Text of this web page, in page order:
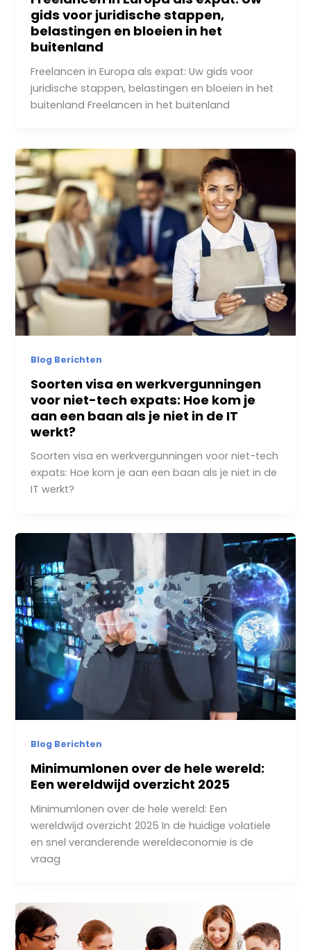
gids voor juridische stappen,
belastingen en bloeien in het
buitenland
Freelancen in Europa als expat: Uw gids voor
juridische stappen, belastingen en bloeien in het
buitenland Freelancen in het buitenland
Blog Berichten
Soorten visa en werkvergunningen
voor niet-tech expats: Hoe kom je
aan een baan als je niet in de IT
werkt?
Soorten visa en werkvergunningen voor niet-tech
expats: Hoe kom je aan een baan als je niet in de
IT werkt?
Blog Berichten
Minimumlonen over de hele wereld:
Een wereldwijd overzicht 2025
Minimumlonen over de hele wereld: Een
wereldwijd overzicht 2025 In de huidige volatiele
en snel veranderende wereldeconomie is de
vraag